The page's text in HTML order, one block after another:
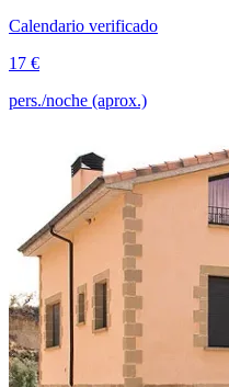
Calendario verificado
17 €
pers./noche (aprox.)